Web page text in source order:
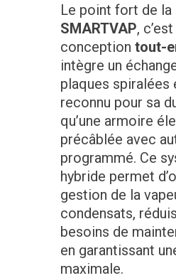
Le point fort de la
SMARTVAP,
conception tout-
intègre un
plaques spiralées
reconnu pour sa
qu’une armoire
précâblée avec
programmé. Ce
hybride permet
gestion de la
condensats,
besoins de
en garantissant
maximale.